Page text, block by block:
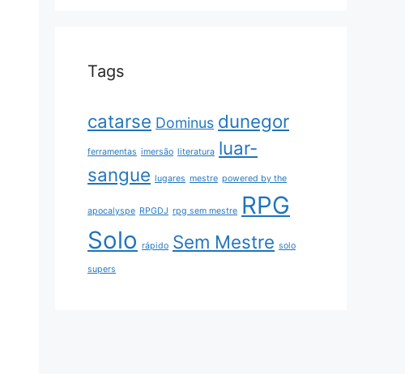
Tags
catarse Dominus dunegor
ferramentas imersão literatura luar-
sangue lugares mestre powered by the
apocalyspe RPGDJ rpg sem mestre RPG
Solo rápido Sem Mestre solo
supers